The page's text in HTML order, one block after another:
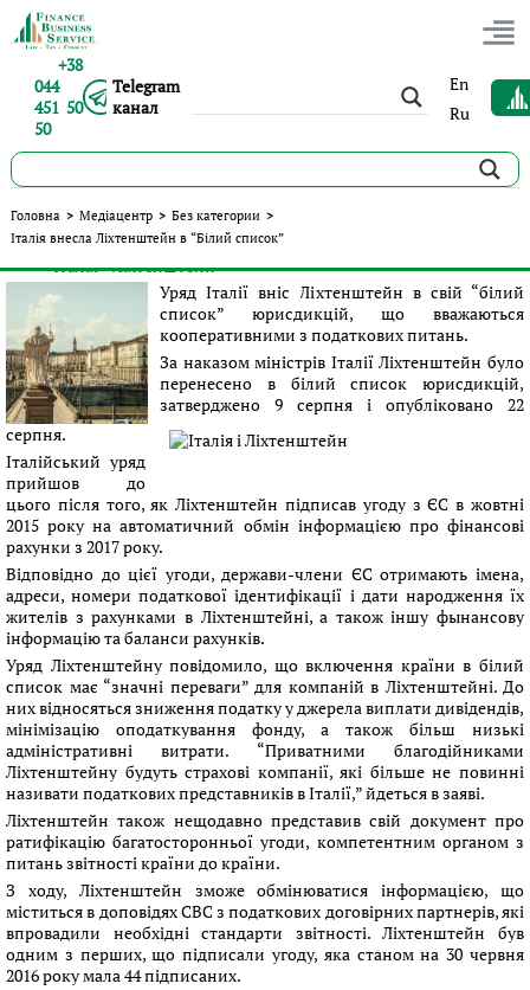
+38
044
451 50
50
Telegram
канал
En
Ru
Головна > Медіацентр > Без категории >
Італія внесла Ліхтенштейн в “Білий список”
Італія внесла Ліхтенштейн в “Білий список”
Опубліковано: Сергій Панов | 30.08.2016 | Без категории
Теги: #Італія #Ліхтенштейн
Уряд Італії вніс Ліхтенштейн в свій “білий
список” юрисдикцій, що вважаються
кооперативними з податкових питань.
За наказом міністрів Італії Ліхтенштейн було
перенесено в білий список юрисдикцій,
затверджено 9 серпня і опубліковано 22
серпня.
Італійський уряд
прийшов до
цього після того, як Ліхтенштейн підписав угоду з ЄС в жовтні
2015 року на автоматичний обмін інформацією про фінансові
рахунки з 2017 року.
Відповідно до цієї угоди, держави-члени ЄС отримають імена,
адреси, номери податкової ідентифікації і дати народження їх
жителів з рахунками в Ліхтенштейні, а також іншу фынансову
інформацію та баланси рахунків.
Уряд Ліхтенштейну повідомило, що включення країни в білий
список має “значні переваги” для компаній в Ліхтенштейні. До
них відносяться зниження податку у джерела виплати дивідендів,
мінімізацію оподаткування фонду, а також більш низькі
адміністративні витрати. “Приватними благодійниками
Ліхтенштейну будуть страхові компанії, які більше не повинні
називати податкових представників в Італії,” йдеться в заяві.
Ліхтенштейн також нещодавно представив свій документ про
ратифікацію багатосторонньої угоди, компетентним органом з
питань звітності країни до країни.
З ходу, Ліхтенштейн зможе обмінюватися інформацією, що
міститься в доповідях CBC з податкових договірних партнерів, які
впровадили необхідні стандарти звітності. Ліхтенштейн був
одним з перших, що підписали угоду, яка станом на 30 червня
2016 року мала 44 підписаних.